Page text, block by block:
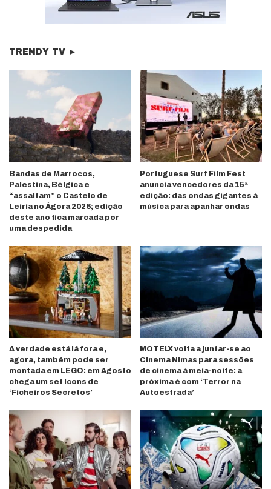
TRENDY TV ►
Bandas de Marrocos,
Palestina, Bélgica e
“assaltam” o Castelo de
Leiria no Ágora 2026; edição
deste ano fica marcada por
uma despedida
Portuguese Surf Film Fest
anuncia vencedores da 15ª
edição: das ondas gigantes à
música para apanhar ondas
A verdade está lá fora e,
agora, também pode ser
montada em LEGO: em Agosto
chega um set Icons de
‘Ficheiros Secretos’
MOTELX volta a juntar-se ao
Cinema Nimas para sessões
de cinema à meia-noite: a
próxima é com ‘Terror na
Autoestrada’